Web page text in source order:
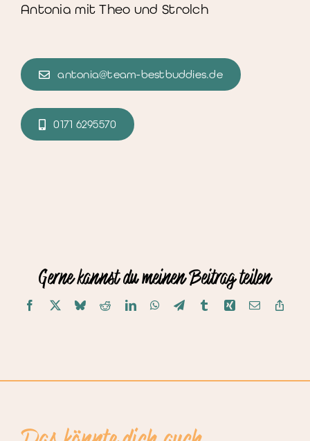
Antonia mit Theo und Strolch
antonia@team-bestbuddies.de
0171 6295570
Gerne kannst du meinen Beitrag teilen
Facebook
X BlueskyRedditLinkedInWhatsApp
TelegramTumblrXingE-